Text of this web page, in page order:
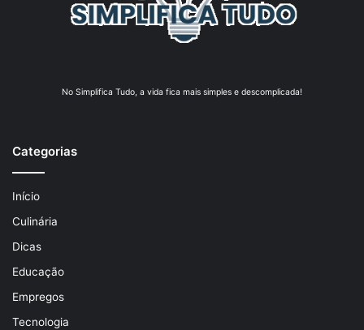
No Simplifica Tudo, a vida fica mais simples e descomplicada!
Categorias
Início
Culinária
Dicas
Educação
Empregos
Tecnologia